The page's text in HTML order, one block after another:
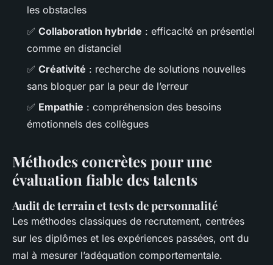
les obstacles
✅ Collaboration hybride : efficacité en présentiel
comme en distanciel
✅ Créativité : recherche de solutions nouvelles
sans bloquer par la peur de l’erreur
✅ Empathie : compréhension des besoins
émotionnels des collègues
Méthodes concrètes pour une
évaluation fiable des talents
Audit de terrain et tests de personnalité
Les méthodes classiques de recrutement, centrées
sur les diplômes et les expériences passées, ont du
mal à mesurer l’adéquation comportementale.